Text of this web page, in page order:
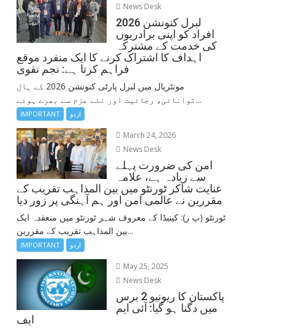
News Desk
لبرل کنونشن 2026
افراد کو اپنی برادریوں
کی خدمت کے مشترکہ
اہداف کا اشتراک کرنے کا ایک منفرد موقع
فراہم کرتا ہے: نجم نقوی
مونٹریال میں لبرل پارٹی کنونشن 2026 کے ہال
توانائی، رجائیت اور نئے عزم سے بھرے ہوئے...
IMPORTANT اردو
March 24, 2026
News Desk
امن کی ضرورت پہلے
سے زیادہ ہے، علامہ
عنایت شاکر ٹورنٹو میں بین المذاہب تقریب کے
مقررین نے عالمی امن اور ہم آہنگی پر زور دیا
ٹورنٹو (پ ر): کینیڈا کے معروف شہر ٹورنٹو میں منعقدہ ایک
بین المذاہب تقریب کے مقررین...
IMPORTANT اردو
May 25, 2025
News Desk
پاکستان کا ریونیو 2 برس
میں دگنا ہو گیا: آئی ایم
ایف